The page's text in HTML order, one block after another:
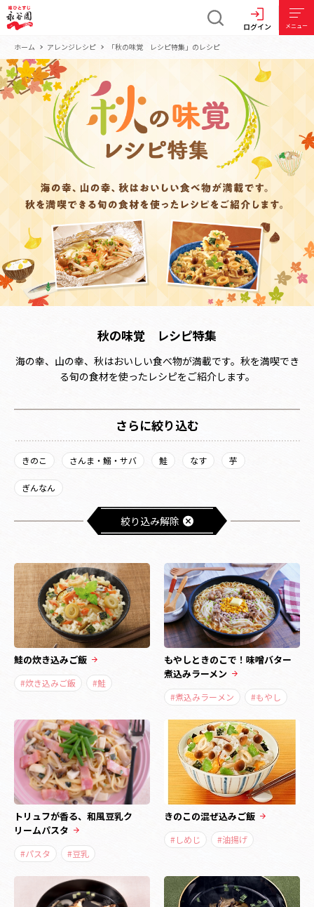
ログイン メニュー
ホーム アレンジレシピ 「秋の味覚 レシピ特集」のレシピ
秋の味覚 レシピ特集
海の幸、山の幸、秋はおいしい食べ物が満載です。秋を満喫でき
る旬の食材を使ったレシピをご紹介します。
さらに絞り込む
きのこ さんま・鰯・サバ 鮭 なす 芋
ぎんなん
絞り込み解除
鮭の炊き込みご飯
#炊き込みご飯 #鮭
もやしときのこで！味噌バター
煮込みラーメン
#煮込みラーメン #もやし
トリュフが香る、和風豆乳ク
リームパスタ
#パスタ #豆乳
きのこの混ぜ込みご飯
#しめじ #油揚げ